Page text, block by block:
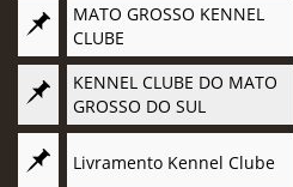
MATO GROSSO KENNEL
CLUBE
KENNEL CLUBE DO MATO
GROSSO DO SUL
Livramento Kennel Clube